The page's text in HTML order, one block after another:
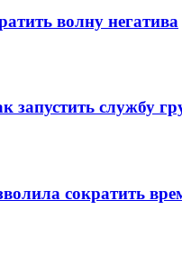
волну негатива
запустить службу
сократить